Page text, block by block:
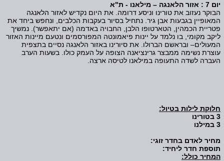
יום 7 : אזור הלאנגה – מילאנו - ת"א
הבוקר נעזוב את טורינו וניסע דרומה. את היום נקדיש לאזור הלאנגה
המאופיין בגבעות אבן גיר. נתחיל בסיור בעקבות הכלבים, ונחפש ביחד את
פטריית הכמהין, הטארטופו הלבן, החבויה באדמה (אם יתאפשר). נמשיך
ליקב מקומי, בו נלמד על יינות פיאמונטה המפורסמים ונטעם מיינות האזור
המעולים– ובראשם הברולו. את סיורינו באזור הלאנגה נסיים בתצפית
עוצרת נשימה ממבצר גרינציאנה הצופה על העמק כולו. בשעות הערב
העברה לשדה התעופה במילאנו לטיסה ארצה.
חלוקת לילות בטיול:
3 בטורינו
3 במילנו
מחיר לאדם בחדר זוגי:
תוספת חדר ליחיד:
המחיר כולל: